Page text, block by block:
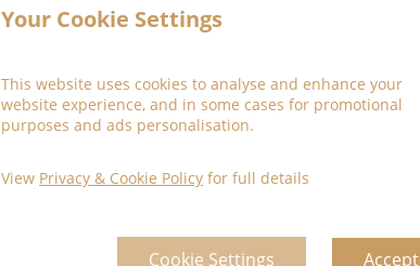
Your Cookie Settings
This website uses cookies to analyse and enhance your
website experience, and in some cases for promotional
purposes and ads personalisation.
View Privacy & Cookie Policy for full details
Cookie Settings Accept